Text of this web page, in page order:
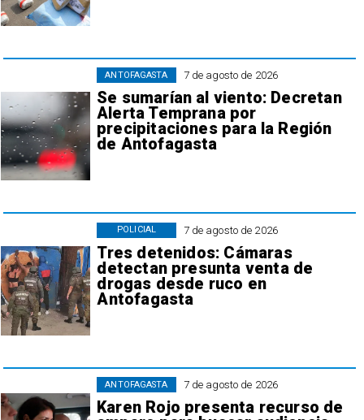
7 de agosto de 2026
Se sumarían al viento: Decretan
Alerta Temprana por
precipitaciones para la Región
de Antofagasta
ANTOFAGASTA
7 de agosto de 2026
Tres detenidos: Cámaras
detectan presunta venta de
drogas desde ruco en
Antofagasta
POLICIAL
7 de agosto de 2026
Karen Rojo presenta recurso de
ANTOFAGASTA